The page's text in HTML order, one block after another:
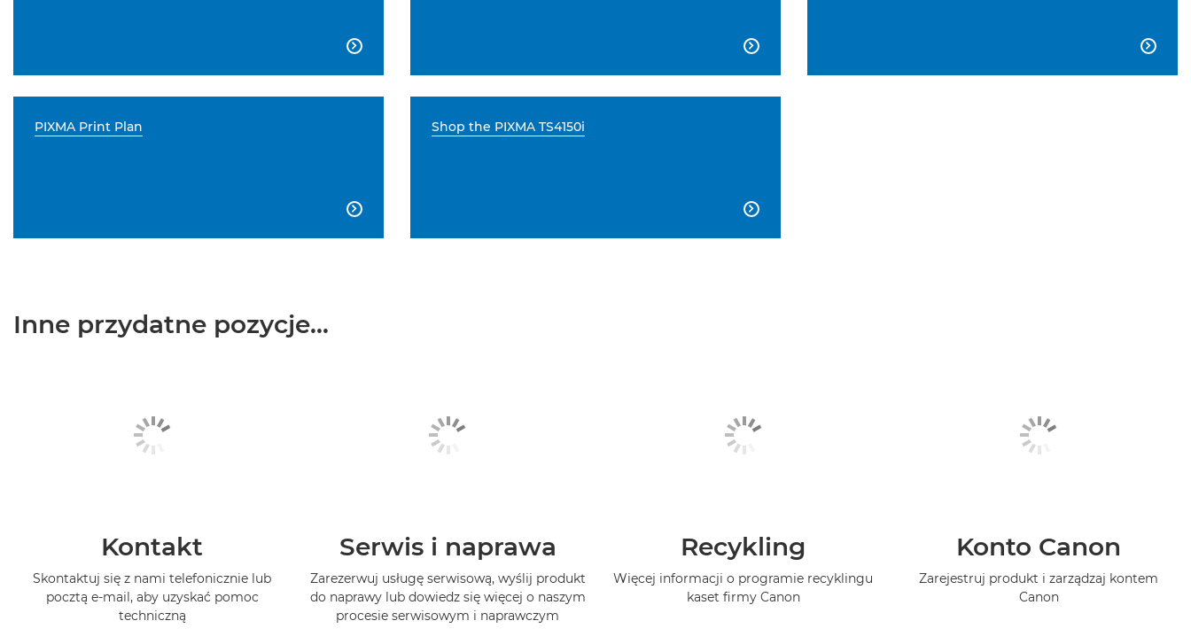
  
PIXMA Print Plan

Shop the PIXMA TS4150i

Inne przydatne pozycje...
Kontakt
Skontaktuj się z nami telefonicznie lub
pocztą e-mail, aby uzyskać pomoc
techniczną
Serwis i naprawa
Zarezerwuj usługę serwisową, wyślij produkt
do naprawy lub dowiedz się więcej o naszym
procesie serwisowym i naprawczym
Recykling
Więcej informacji o programie recyklingu
kaset firmy Canon
Konto Canon
Zarejestruj produkt i zarządzaj kontem
Canon